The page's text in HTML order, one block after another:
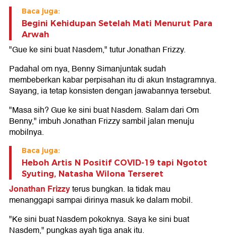
Baca juga:
Begini Kehidupan Setelah Mati Menurut Para
Arwah
"Gue ke sini buat Nasdem," tutur Jonathan Frizzy.
Padahal om nya, Benny Simanjuntak sudah
membeberkan kabar perpisahan itu di akun Instagramnya.
Sayang, ia tetap konsisten dengan jawabannya tersebut.
"Masa sih? Gue ke sini buat Nasdem. Salam dari Om
Benny," imbuh Jonathan Frizzy sambil jalan menuju
mobilnya.
Baca juga:
Heboh Artis N Positif COVID-19 tapi Ngotot
Syuting, Natasha Wilona Terseret
Jonathan Frizzyterus bungkan. Ia tidak mau
menanggapi sampai dirinya masuk ke dalam mobil.
"Ke sini buat Nasdem pokoknya. Saya ke sini buat
Nasdem," pungkas ayah tiga anak itu.